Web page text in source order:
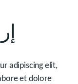
adipiscing elit,
et dolore